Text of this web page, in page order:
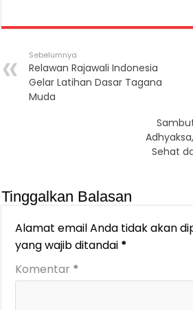
Sebelumnya
Relawan Rajawali Indonesia
Gelar Latihan Dasar Tagana
Muda
Sehat
Tinggalkan Balasan
Alamat email Anda tidak akan
yang wajib ditandai *
Komentar *